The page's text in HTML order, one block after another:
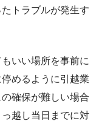
トラブルが発生す
いい場所を事前に
めるように引越業
確保が難しい場合
越し当日までに対